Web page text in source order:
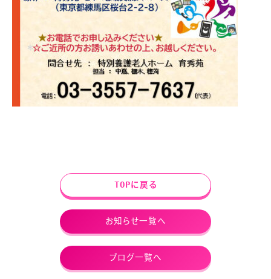
TOPに戻る
お知らせ一覧へ
ブログ一覧へ